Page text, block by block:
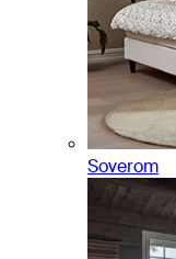
Soverom